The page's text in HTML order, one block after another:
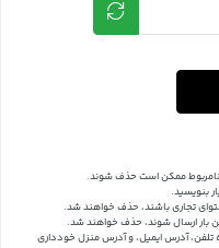
نامربوط ممکن است حذف شوند.
بنویسید.
تجاری باشند، حذف خواهند شد.
بار ارسال شوند، حذف خواهند شد.
تلفن، آدرس ایمیل، و آدرس منزل خودداری